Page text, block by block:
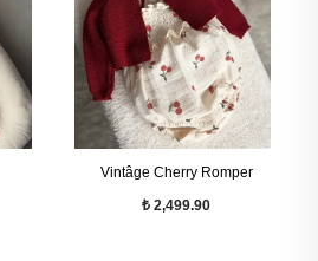
Vintâge Cherry Romper
₺ 2,499.90